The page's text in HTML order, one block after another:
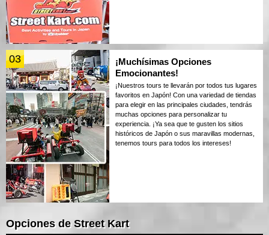
03
¡Muchísimas Opciones
Emocionantes!
¡Nuestros tours te llevarán por todos tus lugares
favoritos en Japón! Con una variedad de tiendas
para elegir en las principales ciudades, tendrás
muchas opciones para personalizar tu
experiencia. ¡Ya sea que te gusten los sitios
históricos de Japón o sus maravillas modernas,
tenemos tours para todos los intereses!
Opciones de Street Kart